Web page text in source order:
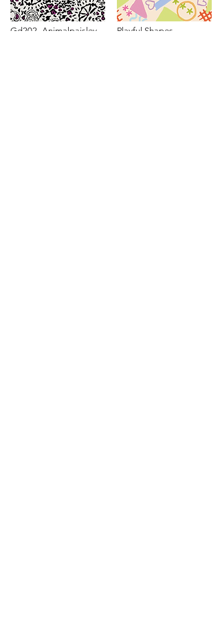
Gd202_Animalpaisley Playful Shapes